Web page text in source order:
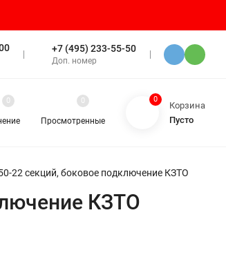
+7 (495) 233-55-50
Доп. номер
0
Просмотренные
0 0
Корзина
Пусто
22 секций, боковое подключение КЗТО
КЗТО